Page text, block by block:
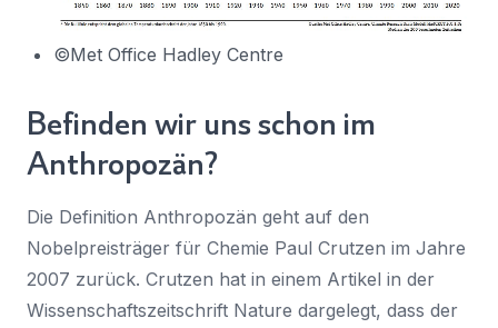
©Met Office Hadley Centre
Befinden wir uns schon im
Anthropozän?
Die Definition Anthropozän geht auf den
Nobelpreisträger für Chemie Paul Crutzen im Jahre
2007 zurück. Crutzen hat in einem Artikel in der
Wissenschaftszeitschrift Nature dargelegt, dass der